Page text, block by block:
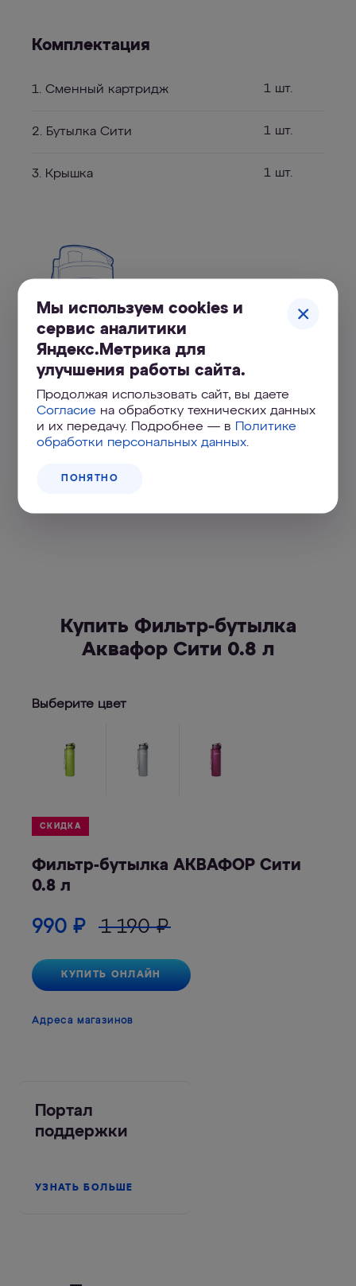
Комплектация
1. Сменный картридж 1 шт.
2. Бутылка Сити 1 шт.
3. Крышка 1 шт.
Купить Фильтр-бутылка
Аквафор Сити 0.8 л
Выберите цвет
СКИДКА
Фильтр-бутылка АКВАФОР Сити
0.8 л
990 ₽ 1 190 ₽
КУПИТЬ ОНЛАЙН
Адреса магазинов
Портал
поддержки
УЗНАТЬ БОЛЬШЕ
Мы используем cookies и
сервис аналитики
Яндекс.Метрика для
улучшения работы сайта.
Продолжая использовать сайт, вы даете
Согласие на обработку технических данных
и их передачу. Подробнее — в Политике
обработки персональных данных
ПОНЯТНО